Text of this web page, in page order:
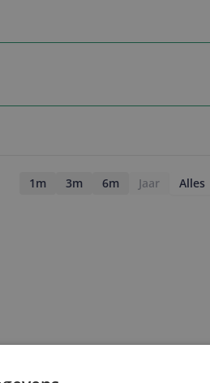
1m 3m 6m Jaar Alles